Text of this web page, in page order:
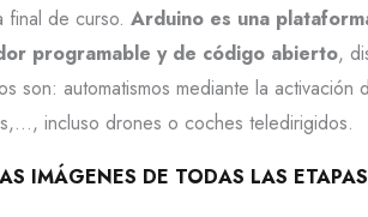
final de curso. Arduino es una
programable y de código abierto,
son: automatismos mediante la
incluso drones o coches teledirigidos.
IMÁGENES DE TODAS LAS